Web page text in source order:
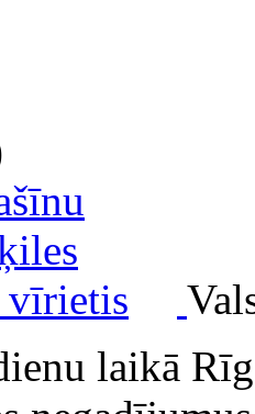
laikā